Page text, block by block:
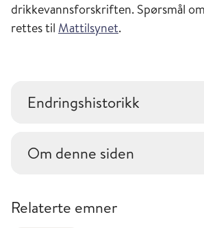
drikkevannsforskriften. Spørsmål
rettes til Mattilsynet.
Endringshistorikk
Om denne siden
Relaterte emner